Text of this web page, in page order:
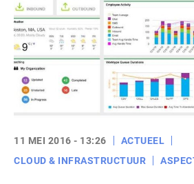
11 MEI 2016 - 13:26
ACTUEEL
CLOUD & INFRASTRUCTUUR